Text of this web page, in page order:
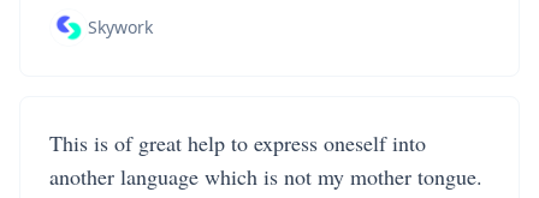
Skywork
This is of great help to express oneself into
another language which is not my mother tongue.